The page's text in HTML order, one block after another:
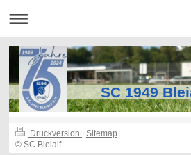
SC 1949
Druckversion | Sitemap
© SC Bleialf